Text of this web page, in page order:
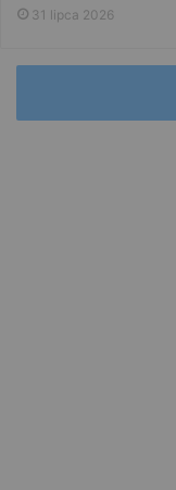
31 lipca 2026